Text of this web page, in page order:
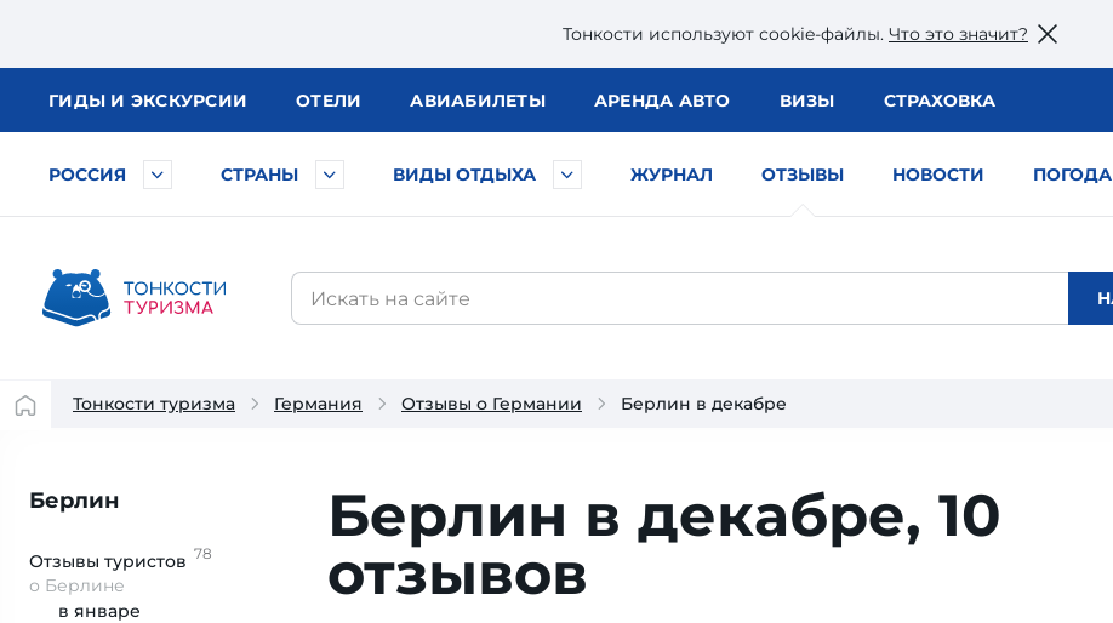
Тонкости используют сookie-файлы. Что это значит?
ГИДЫ И ЭКСКУРСИИ ОТЕЛИ АВИАБИЛЕТЫ АРЕНДА АВТО ВИЗЫ СТРАХОВКА
РОССИЯ СТРАНЫ ВИДЫ ОТДЫХА ЖУРНАЛ ОТЗЫВЫ НОВОСТИ ПОГОДА
Тонкости туризма Германия Отзывы о Германии Берлин в декабре
Берлин
Отзывы туристов 78
о Берлине
в январе
Берлин в декабре, 10
отзывов